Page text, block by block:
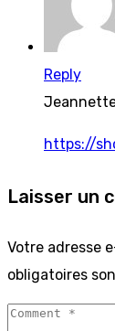
Reply
https://
Laisser un
Votre adresse
obligatoires